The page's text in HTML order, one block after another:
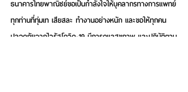
ธนาคารไทยพาณิชย์ขอเป็นกำลังใจให้บุคลากรทางการแพทย์
ทุกท่านที่ทุ่มเท เสียสละ ทำงานอย่างหนัก และขอให้ทุกคน
ปลอดภัยจากไวรัสโควิด-19 มีการดูแลสุขภาพ และปฏิบัติตาม